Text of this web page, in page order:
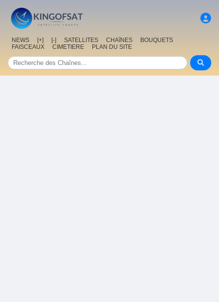
NEWS [+] [-] SATELLITES CHAîNES
BOUQUETS
FAISCEAUX
CIMETIERE PLAN DU SITE